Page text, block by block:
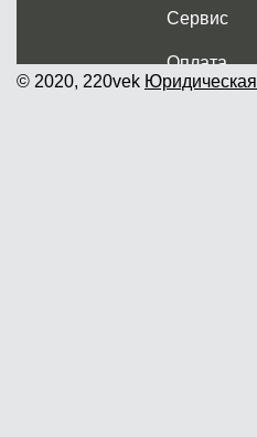
Сервис
Оплата
Доставка
© 2020, 220vek